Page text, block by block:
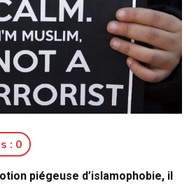
: 0
piégeuse d’islamophobie, il